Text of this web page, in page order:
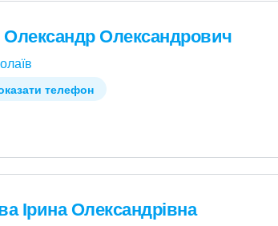
Олександрович
телефон
Ірина Олександрівна